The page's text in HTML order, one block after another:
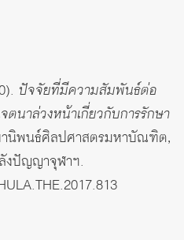
ปัจจัยที่มีความสัมพันธ์ต่อ
นาล่วงหน้าเกี่ยวกับการรักษา
นิพนธ์ศิลปศาสตรมหาบัณฑิต,
งปัญญาจุฬาฯ.